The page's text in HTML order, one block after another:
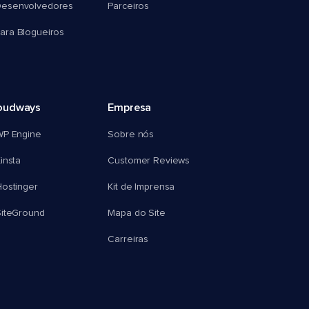
Blogueiros
Parceiros
Engine
Empresa
Sobre nós
Customer Reviews
Kit de Imprensa
Mapa do Site
Carreiras